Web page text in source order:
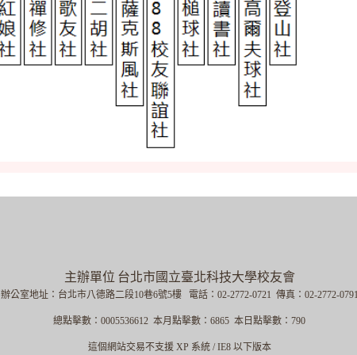
主辦單位 台北市國立臺北科技大學校友會
辦公室地址：台北市八德路二段10巷6號5樓 電話：02-2772-0721 傳真：02-2772-
總點擊數：0005536612 本月點擊數：6865 本日點擊數：790
這個網站交易不支援 XP 系統 / IE8 以下版本